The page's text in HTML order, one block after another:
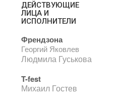
ДЕЙСТВУЮЩИЕ
ЛИЦА И
ИСПОЛНИТЕЛИ
Френдзона
Георгий Яковлев
Людмила Гуськова
T-fest
Михаил Гостев